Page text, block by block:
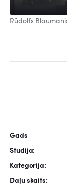
Rūdolfs
Gads
Studija:
Kategorija:
Daļu skaits: